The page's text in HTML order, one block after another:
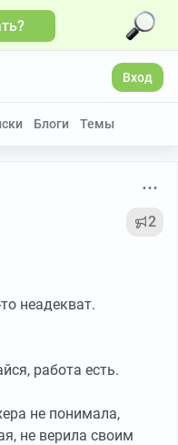
Вход
Блоги Темы
2
неадекват.
работа есть.
не понимала,
не верила своим